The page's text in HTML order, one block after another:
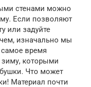
стенами можно
Если позволяют
или задуйте
изначально мы
время
которыми
Что может
Материал почти